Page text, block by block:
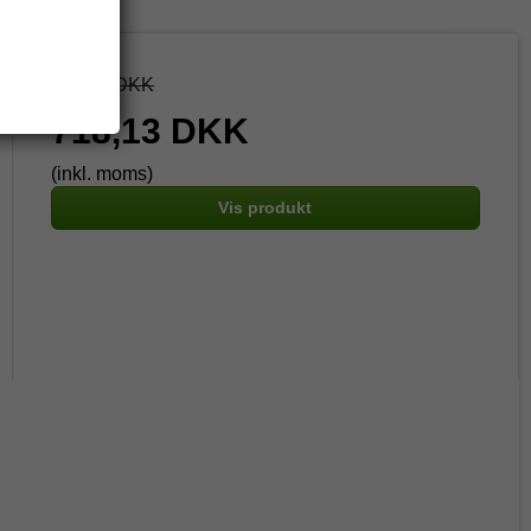
941,88 DKK
718,13 DKK
(inkl. moms)
Vis produkt